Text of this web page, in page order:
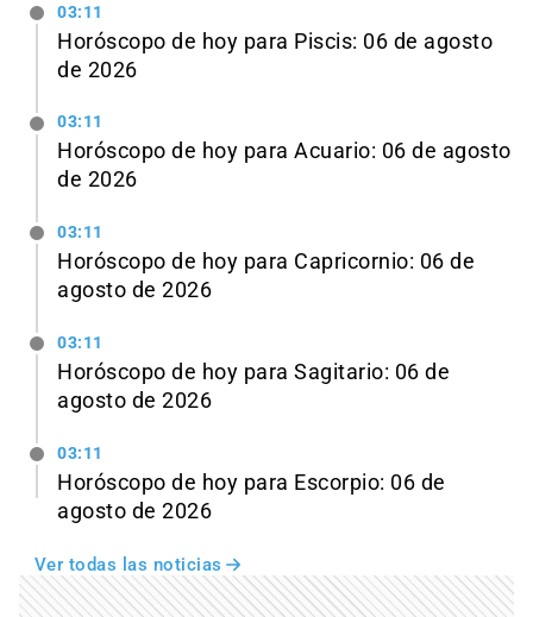
03:11
Horóscopo de hoy para Piscis: 06 de agosto
de 2026
03:11
Horóscopo de hoy para Acuario: 06 de agosto
de 2026
03:11
Horóscopo de hoy para Capricornio: 06 de
agosto de 2026
03:11
Horóscopo de hoy para Sagitario: 06 de
agosto de 2026
03:11
Horóscopo de hoy para Escorpio: 06 de
agosto de 2026
Ver todas las noticias